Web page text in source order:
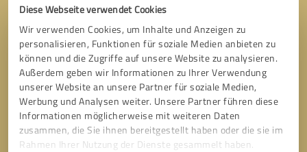
Diese Webseite verwendet Cookies
Wir verwenden Cookies, um Inhalte und Anzeigen zu
personalisieren, Funktionen für soziale Medien anbieten zu
können und die Zugriffe auf unsere Website zu analysieren.
Außerdem geben wir Informationen zu Ihrer Verwendung
unserer Website an unsere Partner für soziale Medien,
Werbung und Analysen weiter. Unsere Partner führen diese
Informationen möglicherweise mit weiteren Daten
zusammen, die Sie ihnen bereitgestellt haben oder die sie im
Rahmen Ihrer Nutzung der Dienste gesammelt haben.